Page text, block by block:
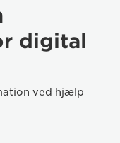
digital
ved hjælp